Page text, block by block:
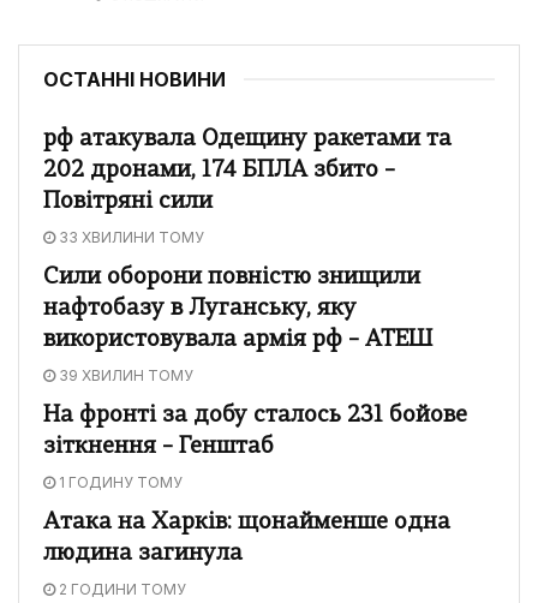
ОСТАННІ НОВИНИ
рф атакувала Одещину ракетами та
202 дронами, 174 БПЛА збито –
Повітряні сили
33 ХВИЛИНИ ТОМУ
Сили оборони повністю знищили
нафтобазу в Луганську, яку
використовувала армія рф – АТЕШ
39 ХВИЛИН ТОМУ
На фронті за добу сталось 231 бойове
зіткнення – Генштаб
1 ГОДИНУ ТОМУ
Атака на Харків: щонайменше одна
людина загинула
2 ГОДИНИ ТОМУ